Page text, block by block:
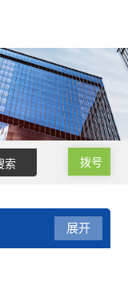
拨号
展开